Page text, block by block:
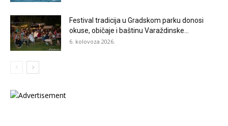
Festival tradicija u Gradskom parku donosi
okuse, običaje i baštinu Varaždinske...
6. kolovoza 2026.